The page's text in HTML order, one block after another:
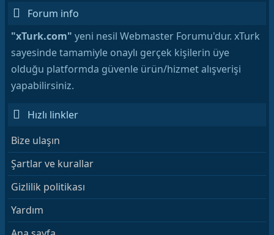
Forum info
"xTurk.com" yeni nesil Webmaster Forumu'dur. xTurk
sayesinde tamamiyle onaylı gerçek kişilerin üye
olduğu platformda güvenle ürün/hizmet alışverişi
yapabilirsiniz.
Hızlı linkler
Bize ulaşın
Şartlar ve kurallar
Gizlilik politikası
Yardım